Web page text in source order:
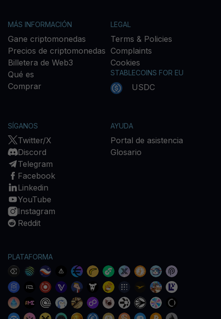
MÁS INFORMACIÓN
Gane criptomonedas
Precios de criptomonedas
Billetera de Web3
Qué es
Comprar
LEGAL
Terms & Policies
Complaints
Cookies
STABLECOINS FOR EU
USDC
SÍGANOS
Twitter/X
Discord
Telegram
Facebook
Linkedin
YouTube
Instagram
Reddit
AYUDA
Portal de asistencia
Glosario
PLATAFORMA